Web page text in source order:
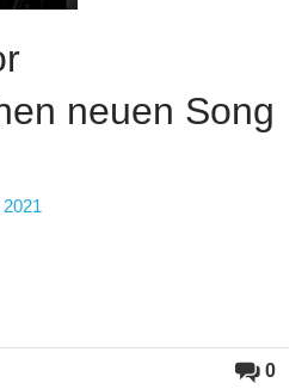
neuen Song
0